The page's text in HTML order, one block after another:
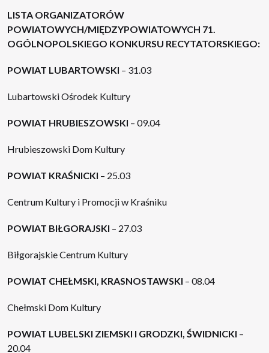
LISTA ORGANIZATORÓW
POWIATOWYCH/MIĘDZYPOWIATOWYCH 71.
OGÓLNOPOLSKIEGO KONKURSU RECYTATORSKIEGO:
POWIAT LUBARTOWSKI – 31.03
Lubartowski Ośrodek Kultury
POWIAT HRUBIESZOWSKI – 09.04
Hrubieszowski Dom Kultury
POWIAT KRAŚNICKI – 25.03
Centrum Kultury i Promocji w Kraśniku
POWIAT BIŁGORAJSKI – 27.03
Biłgorajskie Centrum Kultury
POWIAT CHEŁMSKI, KRASNOSTAWSKI – 08.04
Chełmski Dom Kultury
POWIAT LUBELSKI ZIEMSKI I GRODZKI, ŚWIDNICKI –
20.04